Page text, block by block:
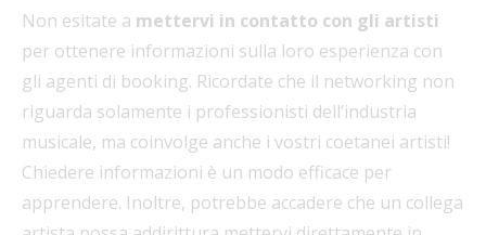
Non esitate a mettervi in contatto con gli artisti
per ottenere informazioni sulla loro esperienza con
gli agenti di booking. Ricordate che il networking non
riguarda solamente i professionisti dell’industria
musicale, ma coinvolge anche i vostri coetanei artisti!
Chiedere informazioni è un modo efficace per
apprendere. Inoltre, potrebbe accadere che un collega